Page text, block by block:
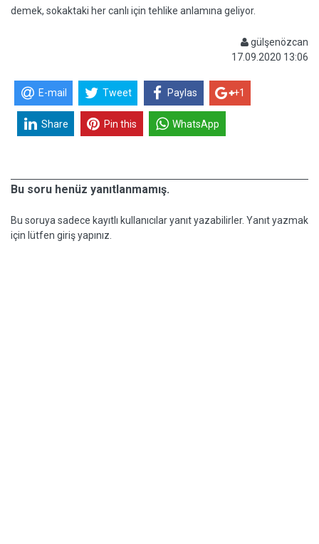
demek, sokaktaki her canlı için tehlike anlamına geliyor.
gülşenözcan
17.09.2020 13:06
E-mail Tweet Paylas +1
Share Pin this WhatsApp
Bu soru henüz yanıtlanmamış.
Bu soruya sadece kayıtlı kullanıcılar yanıt yazabilirler. Yanıt yazmak
için lütfen giriş yapınız.